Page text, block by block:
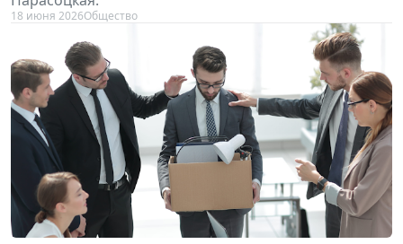
18 июня 2026Общество